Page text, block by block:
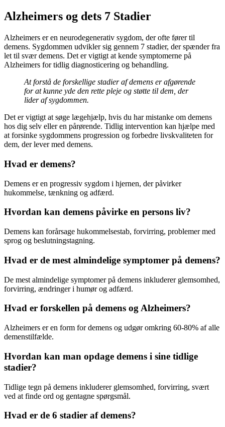
Alzheimers og dets 7 Stadier
Alzheimers er en neurodegenerativ sygdom, der ofte fører til
demens. Sygdommen udvikler sig gennem 7 stadier, der spænder fra
let til svær demens. Det er vigtigt at kende symptomerne på
Alzheimers for tidlig diagnosticering og behandling.
At forstå de forskellige stadier af demens er afgørende
for at kunne yde den rette pleje og støtte til dem, der
lider af sygdommen.
Det er vigtigt at søge lægehjælp, hvis du har mistanke om demens
hos dig selv eller en pårørende. Tidlig intervention kan hjælpe med
at forsinke sygdommens progression og forbedre livskvaliteten for
dem, der lever med demens.
Hvad er demens?
Demens er en progressiv sygdom i hjernen, der påvirker
hukommelse, tænkning og adfærd.
Hvordan kan demens påvirke en persons liv?
Demens kan forårsage hukommelsestab, forvirring, problemer med
sprog og beslutningstagning.
Hvad er de mest almindelige symptomer på demens?
De mest almindelige symptomer på demens inkluderer glemsomhed,
forvirring, ændringer i humør og adfærd.
Hvad er forskellen på demens og Alzheimers?
Alzheimers er en form for demens og udgør omkring 60-80% af alle
demenstilfælde.
Hvordan kan man opdage demens i sine tidlige
stadier?
Tidlige tegn på demens inkluderer glemsomhed, forvirring, svært
ved at finde ord og gentagne spørgsmål.
Hvad er de 6 stadier af demens?